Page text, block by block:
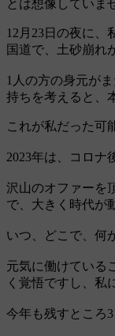
とは想像していま
12月23日の夜に、
国道で、土砂崩れ
1人の方の身元が
持ちを考えると、
これが私だった可
2023年は、コロナ
沢山のオファーを
で、大きく時代が
いつ、どこで、何
元気に働けている
く覚悟ですし、私
今年も残すところ3